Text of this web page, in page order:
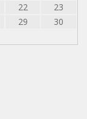
22
23
29
30